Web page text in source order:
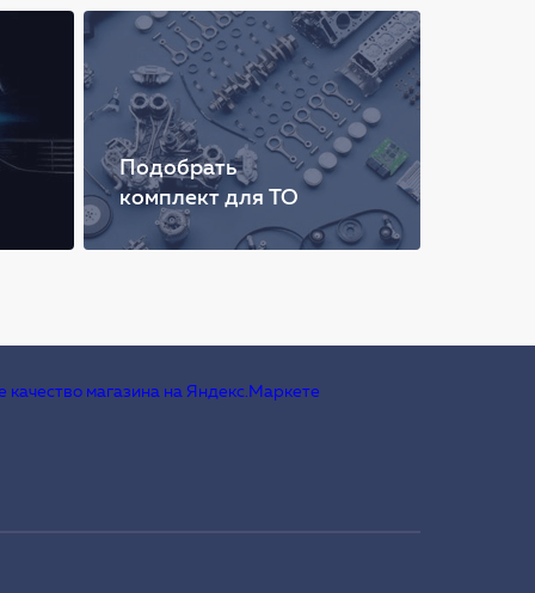
Подобрать
комплект для ТО